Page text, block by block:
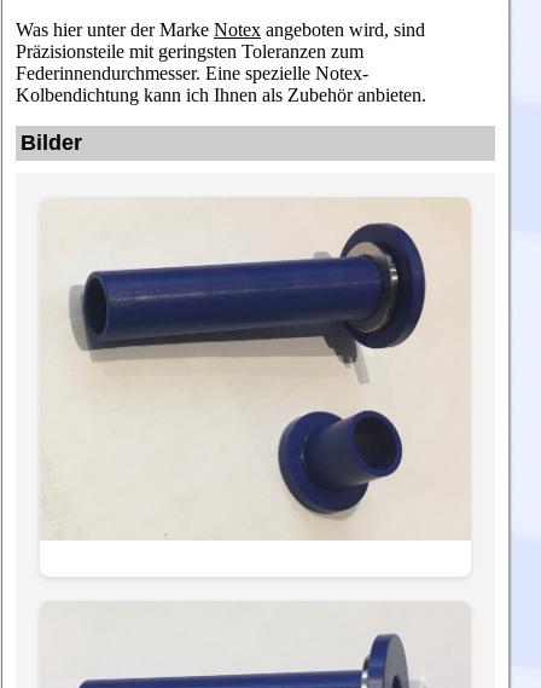
Was hier unter der Marke Notex angeboten wird, sind
Präzisionsteile mit geringsten Toleranzen zum
Federinnendurchmesser. Eine spezielle Notex-
Kolbendichtung kann ich Ihnen als Zubehör anbieten.
Bilder